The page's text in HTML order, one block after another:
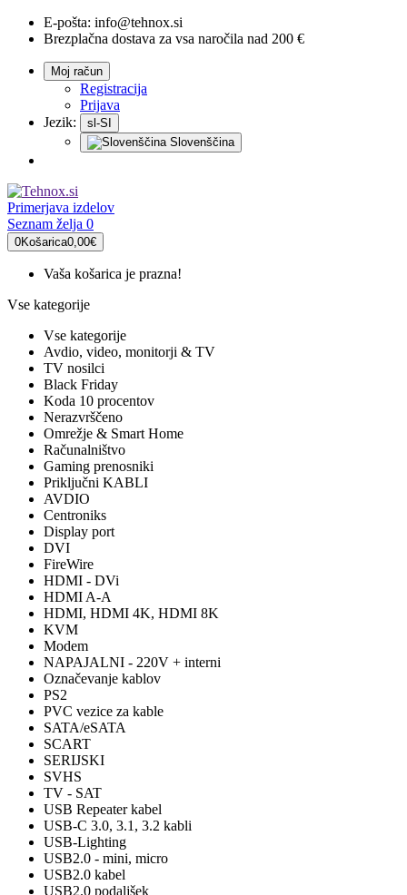
E-pošta: info@tehnox.si
Brezplačna dostava za vsa naročila nad 200 €
Moj račun
Registracija
Prijava
Jezik:
sl-SI
Slovenščina
Primerjava izdelov
Seznam želja 0
0Košarica0,00€
Vaša košarica je prazna!
Vse kategorije
Vse kategorije
Avdio, video, monitorji & TV
TV nosilci
Black Friday
Koda 10 procentov
Nerazvrščeno
Omrežje & Smart Home
Računalništvo
Gaming prenosniki
Priključni KABLI
AVDIO
Centroniks
Display port
DVI
FireWire
HDMI - DVi
HDMI A-A
HDMI, HDMI 4K, HDMI 8K
KVM
Modem
NAPAJALNI - 220V + interni
Označevanje kablov
PS2
PVC vezice za kable
SATA/eSATA
SCART
SERIJSKI
SVHS
TV - SAT
USB Repeater kabel
USB-C 3.0, 3.1, 3.2 kabli
USB-Lighting
USB2.0 - mini, micro
USB2.0 kabel
USB2.0 podaljšek